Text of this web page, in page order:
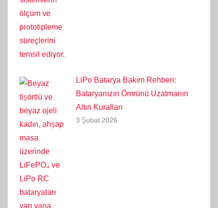
LiPo Batarya Bakım Rehberi:
Bataryanızın Ömrünü Uzatmanın
Altın Kuralları
3 Şubat 2026